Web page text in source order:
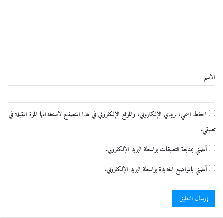
ق
*
الاسم
احفظ اسمي، بريدي الإلكتروني، والموقع الإلكتروني في هذا المتصفح لاستخدامها المرة المقبلة في
تعليقي.
أعلمني بمتابعة التعليقات بواسطة البريد الإلكتروني.
أعلمني بالمواضيع الجديدة بواسطة البريد الإلكتروني.